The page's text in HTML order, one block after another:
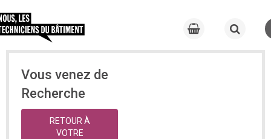
Vous venez de
Recherche
RETOUR À
VOTRE